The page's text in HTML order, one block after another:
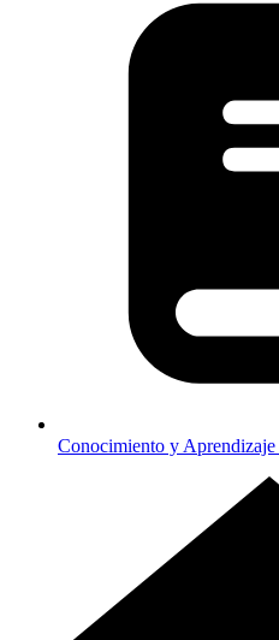
Conocimiento y Aprendizaje